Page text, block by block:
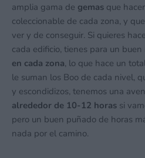
amplia gama de gemas que
coleccionable de cada zona, y
ver y de conseguir. Si quieres
cada edificio, tienes para un
en cada zona, lo que hace un
le suman los Boo de cada nivel,
y escondidizos, tenemos una
alrededor de 10-12 horas si
pero un buen puñado de horas
nada por el camino.